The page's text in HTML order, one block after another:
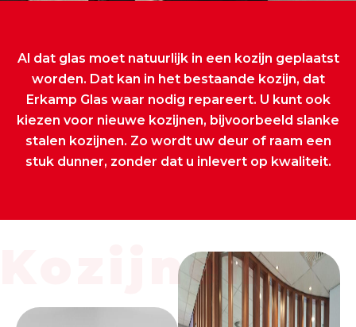
Al dat glas moet natuurlijk in een kozijn geplaatst
worden. Dat kan in het bestaande kozijn, dat
Erkamp Glas waar nodig repareert. U kunt ook
kiezen voor nieuwe kozijnen, bijvoorbeeld slanke
stalen kozijnen. Zo wordt uw deur of raam een
stuk dunner, zonder dat u inlevert op kwaliteit.
Kozijnen